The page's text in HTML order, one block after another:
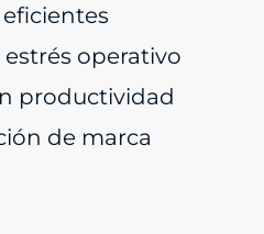
operativo
productividad
de marca